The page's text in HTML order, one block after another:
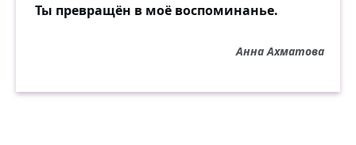
Ты превращён в моё воспоминанье.
Анна Ахматова